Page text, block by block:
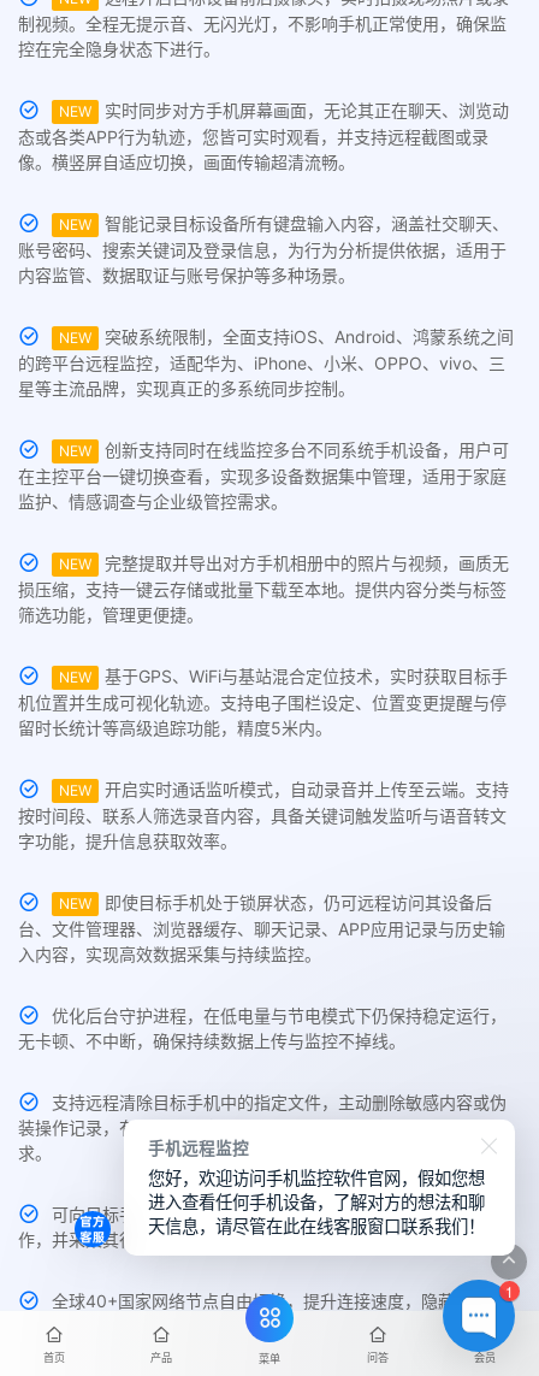
制视频。全程无提示音、无闪光灯，不影响手机正常使用，确保监
控在完全隐身状态下进行。
NEW
实时同步对方手机屏幕画面，无论其正在聊天、浏览动
态或各类APP行为轨迹，您皆可实时观看，并支持远程截图或录
像。横竖屏自适应切换，画面传输超清流畅。
NEW
智能记录目标设备所有键盘输入内容，涵盖社交聊天、
账号密码、搜索关键词及登录信息，为行为分析提供依据，适用于
内容监管、数据取证与账号保护等多种场景。
NEW
突破系统限制，全面支持iOS、Android、鸿蒙系统之间
的跨平台远程监控，适配华为、iPhone、小米、OPPO、vivo、三
星等主流品牌，实现真正的多系统同步控制。
NEW
创新支持同时在线监控多台不同系统手机设备，用户可
在主控平台一键切换查看，实现多设备数据集中管理，适用于家庭
监护、情感调查与企业级管控需求。
NEW
完整提取并导出对方手机相册中的照片与视频，画质无
损压缩，支持一键云存储或批量下载至本地。提供内容分类与标签
筛选功能，管理更便捷。
NEW
基于GPS、WiFi与基站混合定位技术，实时获取目标手
机位置并生成可视化轨迹。支持电子围栏设定、位置变更提醒与停
留时长统计等高级追踪功能，精度5米内。
NEW
开启实时通话监听模式，自动录音并上传至云端。支持
按时间段、联系人筛选录音内容，具备关键词触发监听与语音转文
字功能，提升信息获取效率。
NEW
即使目标手机处于锁屏状态，仍可远程访问其设备后
台、文件管理器、浏览器缓存、聊天记录、APP应用记录与历史输
入内容，实现高效数据采集与持续监控。
优化后台守护进程，在低电量与节电模式下仍保持稳定运行，
无卡顿、不中断，确保持续数据上传与监控不掉线。
支持远程清除目标手机中的指定文件，主动删除敏感内容或伪
装操作记录，有效防止信息泄露，适配取证与内容管理等多种需
求。
可向目标手机推送自定义APP通知消息，引导用户执行特定操
作，并采集其行为日志，适用于社交引导与策略部署场景。
全球40+国家网络节点自由切换，提升连接速度，隐藏真实IP。
全程加密传输，有效防止任何第三方攻击与数据泄露，保障用户隐
私与操作安全。
首页 产品 菜单 问答 会员
1
手机远程监控
您好，欢迎访问手机监控软件官网，假如您想
进入查看任何手机设备，了解对方的想法和聊
天信息，请尽管在此在线客服窗口联系我们！